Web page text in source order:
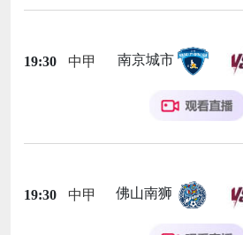
19:30 中甲 南京城市
19:30 中甲 佛山南狮